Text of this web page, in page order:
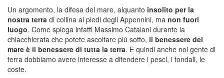
Un argomento, la difesa del mare, alquanto insolito per la
nostra terra di collina ai piedi degli Appennini, ma non fuori
luogo. Come spiega infatti Massimo Catalani durante la
chiacchierata che potete ascoltare più sotto, il benessere del
mare è il benessere di tutta la terra. E quindi anche noi gente di
terra dobbiamo avere interesse a difendere i pesci, i fondali, le
coste.